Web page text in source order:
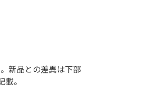
新品との差異は下部
。